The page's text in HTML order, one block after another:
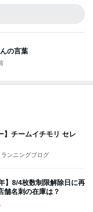
の言葉
】チームイチモリ セレ
ンニングブログ
】8/4枚数制限解除日に再
舗名刺の在庫は？